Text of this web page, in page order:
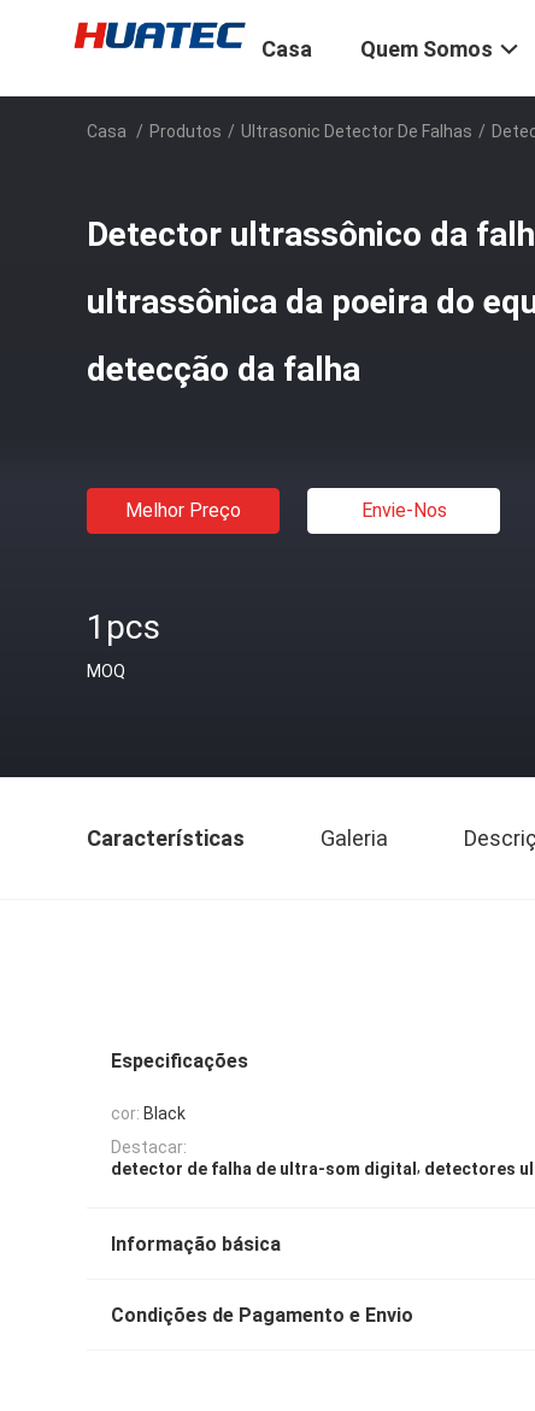
Casa Quem Somos
Casa / Produtos / Ultrasonic Detector De Falhas /
Detector ultrassônico da
ultrassônica da poeira do
detecção da falha
Melhor Preço Envie-Nos
1pcs
MOQ
Características Galeria
Especificações
cor: Black
Destacar:
detector de falha de ultra-som digital, detectores
Informação básica
Condições de Pagamento e Envio